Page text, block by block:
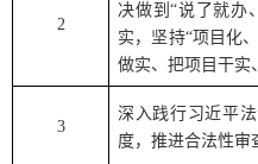
2
决做到“说了就办
实，坚持“项目化
做实、把项目干实
3
深入践行习近平
度，推进合法性审